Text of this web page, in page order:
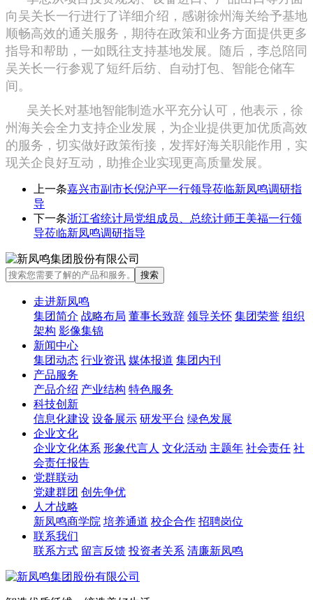
向吴关长一行进行了详细介绍，感谢徐州海关给予基地
顺畅高效的通关服务，期待在政策和业务方面提供更多
指导和帮助，一如既往支持基地发展。随后，李总陪同
吴关长一行参观了短纤后纺、自动打包、智能仓储车
间。
吴关长对基地智能制造水平充分认可，他表示，徐
州海关会全力支持企业发展，为企业提供更加优质高效
的服务，切实做好政策衔接，发挥好海关职能作用，实
现关企良好互动，助推企业实现更高质量发展。
上一条嘉兴市副市长倪沪平一行领导莅临新凤鸣调研指
导
下一条浙江省统计局党组成员、总统计师王美福一行领
导莅临新凤鸣调研指导
走进新凤鸣
集团简介 战略布局 董事长致辞 领导关怀 集团荣誉 组织
架构 影像集锦
新闻中心
集团动态 行业资讯 媒体报道 集团内刊
产品服务
产品介绍 产业结构 特色服务
科技创新
信息化建设 设备展示 研发平台 绿色发展
企业文化
企业文化体系 形象代言人 文化活动 主题年 社会责任 社
会责任报告
党群联动
党建群团 创先争优
人才战略
新凤鸣商学院 培养通道 校企合作 招聘岗位
联系我们
联系方式 留言反馈 投资者关系 清廉新凤鸣